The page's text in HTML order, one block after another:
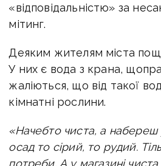
«відповідальністю» за
мітинг.
Деяким жителям міста
У них є вода з крана,
жаліються, що від такої
кімнатні рослини.
«Начебто чиста, а набереш
осад то сірий, то рудий.
потреби. А у магазині чиста